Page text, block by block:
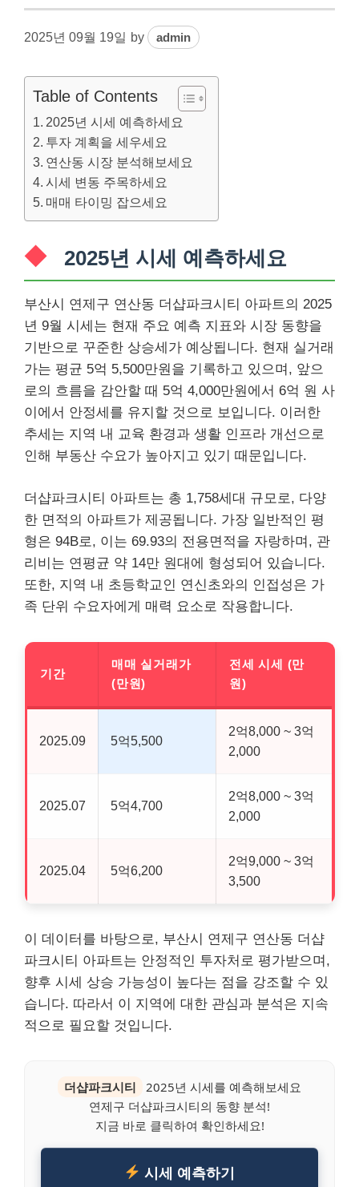
2025년 09월 19일 by admin
Table of Contents
2025년 시세 예측하세요
투자 계획을 세우세요
연산동 시장 분석해보세요
시세 변동 주목하세요
매매 타이밍 잡으세요
2025년 시세 예측하세요
부산시 연제구 연산동 더샵파크시티 아파트의 2025
년 9월 시세는 현재 주요 예측 지표와 시장 동향을
기반으로 꾸준한 상승세가 예상됩니다. 현재 실거래
가는 평균 5억 5,500만원을 기록하고 있으며, 앞으
로의 흐름을 감안할 때 5억 4,000만원에서 6억 원 사
이에서 안정세를 유지할 것으로 보입니다. 이러한
추세는 지역 내 교육 환경과 생활 인프라 개선으로
인해 부동산 수요가 높아지고 있기 때문입니다.
더샵파크시티 아파트는 총 1,758세대 규모로, 다양
한 면적의 아파트가 제공됩니다. 가장 일반적인 평
형은 94B로, 이는 69.93의 전용면적을 자랑하며, 관
리비는 연평균 약 14만 원대에 형성되어 있습니다.
또한, 지역 내 초등학교인 연신초와의 인접성은 가
족 단위 수요자에게 매력 요소로 작용합니다.
기간
매매 실거래가
(만원)
전세 시세 (만
원)
2025.09 5억5,500
2억8,000 ~ 3억
2,000
2025.07 5억4,700
2억8,000 ~ 3억
2,000
2025.04 5억6,200
2억9,000 ~ 3억
3,500
이 데이터를 바탕으로, 부산시 연제구 연산동 더샵
파크시티 아파트는 안정적인 투자처로 평가받으며,
향후 시세 상승 가능성이 높다는 점을 강조할 수 있
습니다. 따라서 이 지역에 대한 관심과 분석은 지속
적으로 필요할 것입니다.
더샵파크시티
2025년 시세를 예측해보세요
연제구 더샵파크시티의 동향 분석!
지금 바로 클릭하여 확인하세요!
시세 예측하기